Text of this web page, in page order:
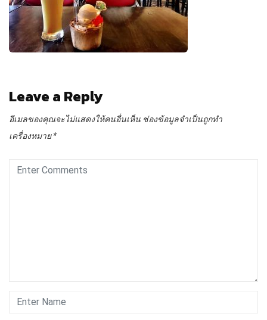
Leave a Reply
อีเมลของคุณจะไม่แสดงให้คนอื่นเห็น ช่องข้อมูลจำเป็นถูกทำ
เครื่องหมาย*